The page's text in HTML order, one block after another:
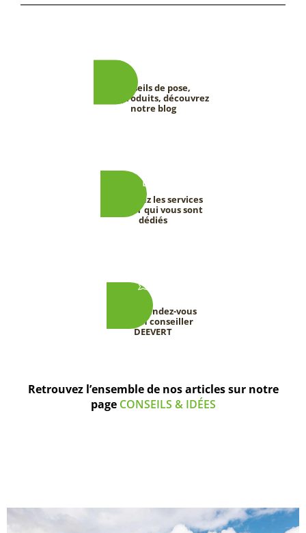
Conseils de pose,
tests produits, découvrez
notre blog
Découvrez les services
DEEVERT qui vous sont
dédiés
Prenez rendez-vous
avec un conseiller
DEEVERT
Retrouvez l’ensemble de nos articles sur notre
page CONSEILS & IDÉES